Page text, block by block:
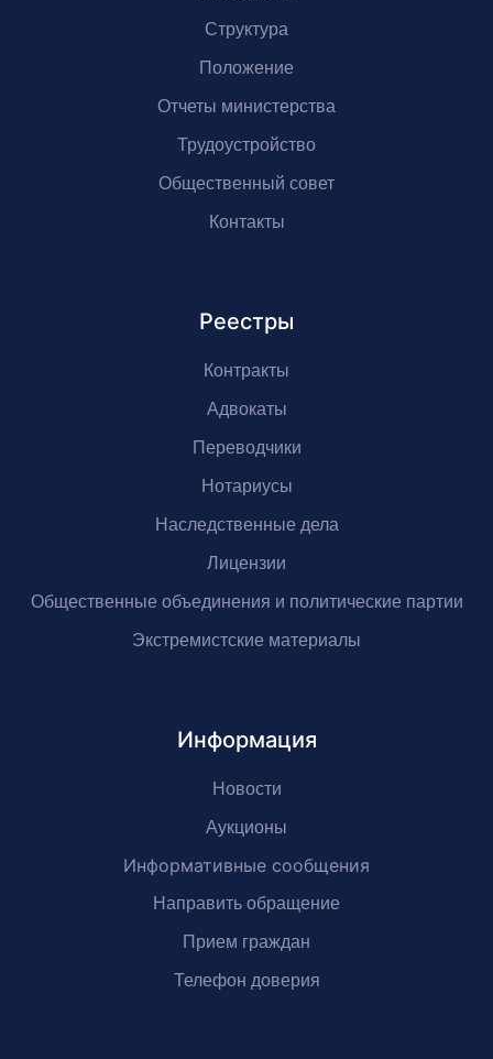
Структура
Положение
Отчеты министерства
Трудоустройство
Общественный совет
Контакты
Реестры
Контракты
Адвокаты
Переводчики
Нотариусы
Наследственные дела
Лицензии
Общественные объединения и политические партии
Экстремистские материалы
Информация
Новости
Аукционы
Информативные сообщения
Направить обращение
Прием граждан
Телефон доверия